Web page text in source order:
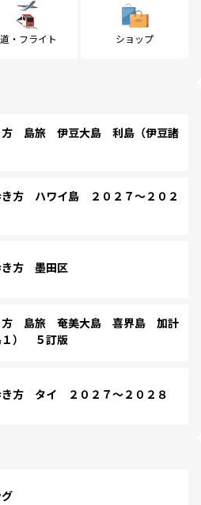
・フライト ショップ
方 島旅 伊豆大島 利島（伊豆諸
方 ハワイ島 ２０２７～２０２
方 墨田区
方 島旅 奄美大島 喜界島 加計
１） ５訂版
方 タイ ２０２７～２０２８